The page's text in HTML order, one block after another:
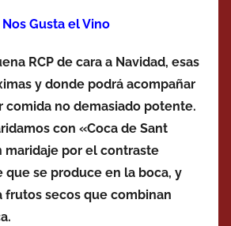
Gusta el Vino
RCP de cara a Navidad, esas
y donde podrá acompañar
comida no demasiado potente.
con «Coca de Sant
maridaje por el contraste
que se produce en la boca, y
frutos secos que combinan